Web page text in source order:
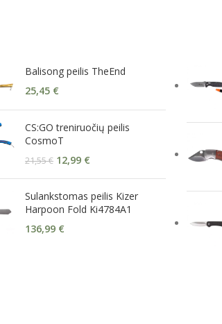
Balisong peilis TheEnd
25,45 €
CS:GO treniruočių peilis
CosmoT
21,55€ 12,99 €
Sulankstomas peilis Kizer
Harpoon Fold Ki4784A1
136,99 €